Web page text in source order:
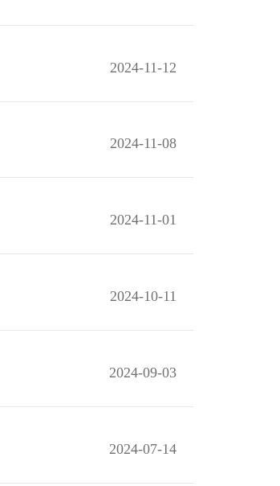
2024-11-12
2024-11-08
2024-11-01
2024-10-11
2024-09-03
2024-07-14